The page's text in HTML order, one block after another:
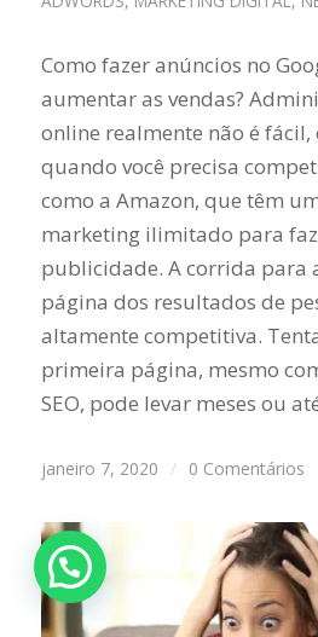
Como fazer anúncios no
aumentar as vendas?
online realmente não é fácil,
quando você precisa
como a Amazon, que têm
marketing ilimitado para
publicidade. A corrida para
página dos resultados de
altamente competitiva.
primeira página, mesmo
SEO, pode levar meses ou
janeiro 7, 2020 / 0 Comentários